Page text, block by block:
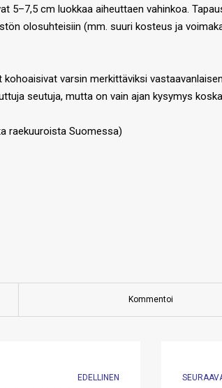
5–7,5 cm luokkaa aiheuttaen vahinkoa.
olosuhteisiin (mm. suuri kosteus ja
varsin merkittäviksi
seutuja, mutta on vain ajan kysymys
raekuuroista Suomessa)
Kommentoi
EDELLINEN